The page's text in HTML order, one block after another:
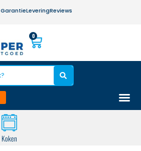
GarantieLeveringReviews
0
Koken